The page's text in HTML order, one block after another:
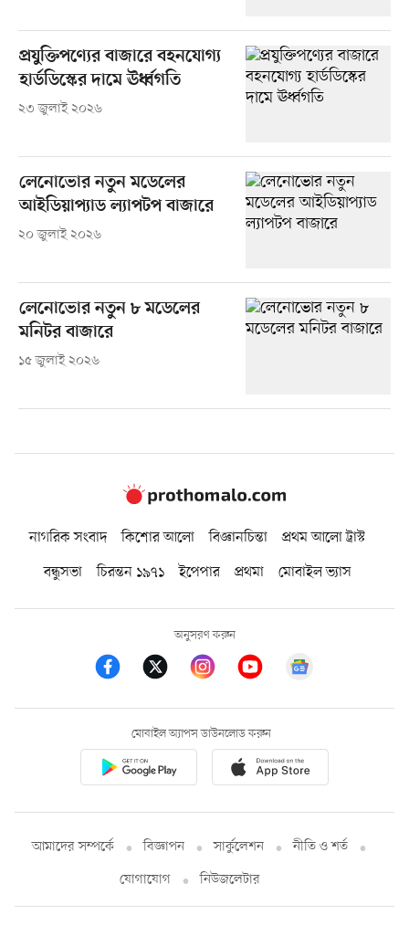
প্রযুক্তিপণ্যের বাজারে বহনযোগ্য
হার্ডডিস্কের দামে ঊর্ধ্বগতি
২৩ জুলাই ২০২৬
লেনোভোর নতুন মডেলের
আইডিয়াপ্যাড ল্যাপটপ বাজারে
২০ জুলাই ২০২৬
লেনোভোর নতুন ৮ মডেলের
মনিটর বাজারে
১৫ জুলাই ২০২৬
নাগরিক সংবাদ কিশোর আলো বিজ্ঞানচিন্তা
প্রথম আলো ট্রাস্ট
বন্ধুসভা
চিরন্তন ১৯৭১ ইপেপার প্রথমা মোবাইল ভ্যাস
অনুসরণ করুন
মোবাইল অ্যাপস ডাউনলোড করুন
আমাদের সম্পর্কে বিজ্ঞাপন সার্কুলেশন
নীতি ও শর্ত
যোগাযোগ
নিউজলেটার